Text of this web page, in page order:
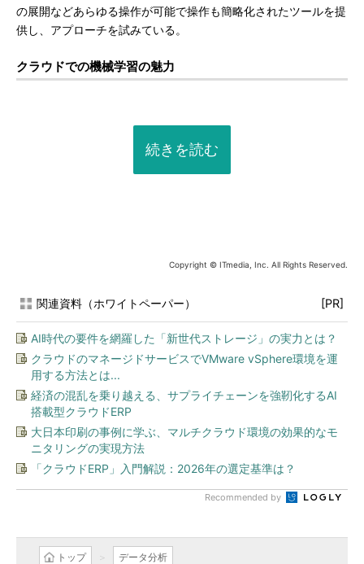
の展開などあらゆる操作が可能で操作も簡略化されたツールを提
供し、アプローチを試みている。
クラウドでの機械学習の魅力
続きを読む
Copyright © ITmedia, Inc. All Rights Reserved.
関連資料（ホワイトペーパー） [PR]
AI時代の要件を網羅した「新世代ストレージ」の実力とは？
クラウドのマネージドサービスでVMware vSphere環境を運
用する方法とは...
経済の混乱を乗り越える、サプライチェーンを強靭化するAI
搭載型クラウドERP
大日本印刷の事例に学ぶ、マルチクラウド環境の効果的なモ
ニタリングの実現方法
「クラウドERP」入門解説：2026年の選定基準は？
Recommended by
トップ データ分析